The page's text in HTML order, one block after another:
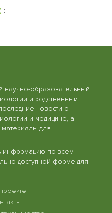
:
научно-образовательный
и родственным
новости о
и медицине, а
для
информацию по всем
доступной форме для